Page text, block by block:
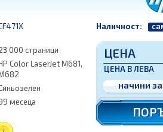
000 страници
Color LaserJet M681,
месеца
Наличност:
ЦЕНА
ЦЕНА В ЛЕВА
начини